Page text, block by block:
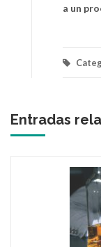
a un
Entradas